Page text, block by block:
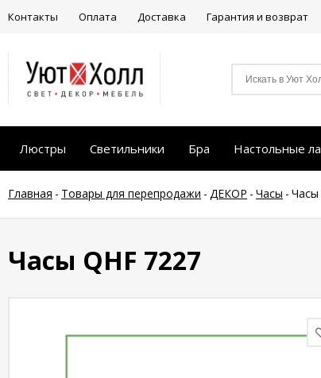
Контакты Оплата Доставка Гарантия и возврат
Люстры Светильники Бра Настольные
Главная - Товары для перепродажи - ДЕКОР - Часы - Часы
Часы QHF 7227